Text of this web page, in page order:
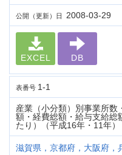
公開（更新）日 2008-03-29
EXCEL DB
表番号 1-1
産業（小分類）別事業所数
額・経費総額・給与支給総
たり）（平成16年・11年
滋賀県，京都府，大阪府，